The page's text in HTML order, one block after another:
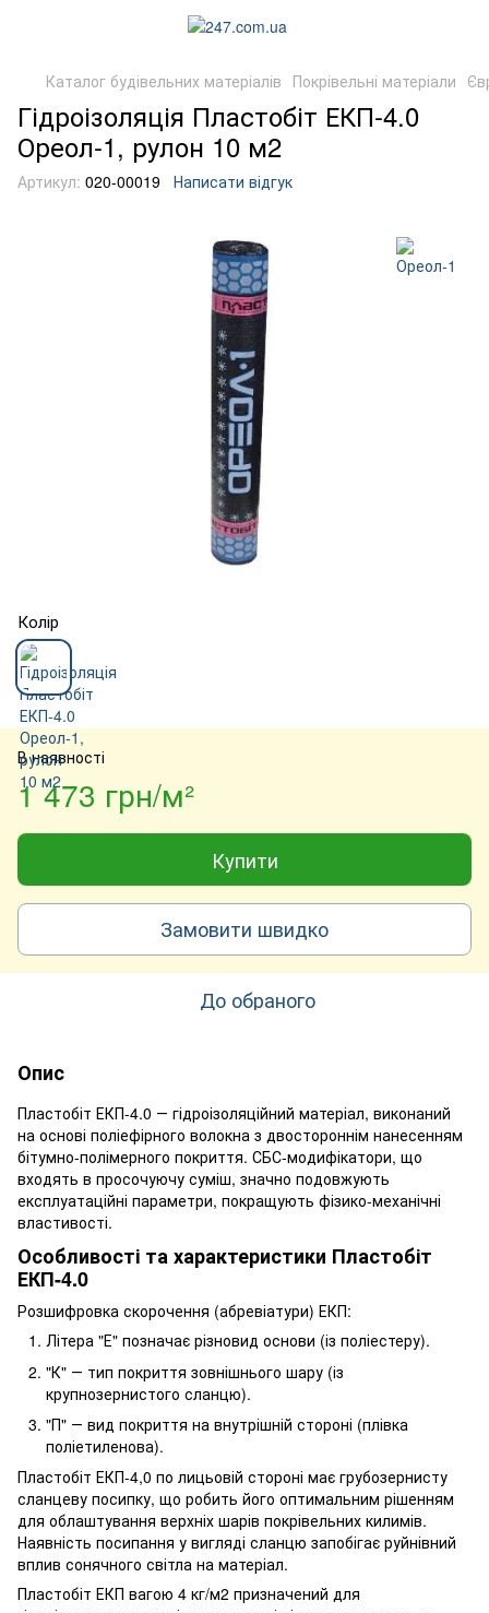
Каталог будівельних матеріалів Покрівельні матеріали
Гідроізоляція Пластобіт ЕКП-4.0
Ореол-1, рулон 10 м2
Артикул: 020-00019 Написати відгук
Колір
В наявності
1 473 грн/м²
Купити
Замовити швидко
До обраного
Опис
Пластобіт ЕКП-4.0 ― гідроізоляційний матеріал, виконаний
на основі поліефірного волокна з двостороннім нанесенням
бітумно-полімерного покриття. СБС-модифікатори, що
входять в просочуючу суміш, значно подовжують
експлуатаційні параметри, покращують фізико-механічні
властивості.
Особливості та характеристики Пластобіт
ЕКП-4.0
Розшифровка скорочення (абревіатури) ЕКП:
Літера "Е" позначає різновид основи (із поліестеру).
"К" ― тип покриття зовнішнього шару (із
крупнозернистого сланцю).
"П" ― вид покриття на внутрішній стороні (плівка
поліетиленова).
Пластобіт ЕКП-4,0 по лицьовій стороні має грубозернисту
сланцеву посипку, що робить його оптимальним рішенням
для облаштування верхніх шарів покрівельних килимів.
Наявність посипання у вигляді сланцю запобігає руйнівний
вплив сонячного світла на матеріал.
Пластобіт ЕКП вагою 4 кг/м2 призначений для